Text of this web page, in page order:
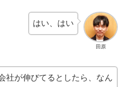
田原
はい、はい
社が伸びてるとしたら、なん